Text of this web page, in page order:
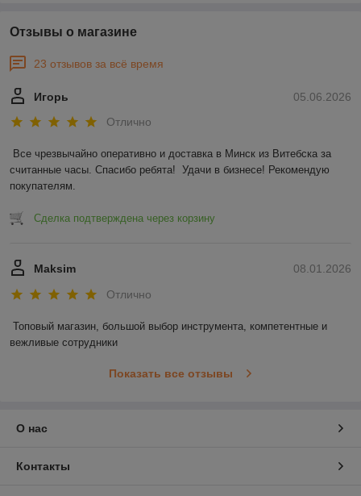
Отзывы о магазине
23 отзывов за всё время
05.06.2026
Игорь
Отлично
Все чрезвычайно оперативно и доставка в Минск из Витебска за
считанные часы. Спасибо ребята!  Удачи в бизнесе! Рекомендую
покупателям.
Сделка подтверждена через корзину
08.01.2026
Maksim
Отлично
Топовый магазин, большой выбор инструмента, компетентные и
вежливые сотрудники
Показать все отзывы
О нас
Контакты